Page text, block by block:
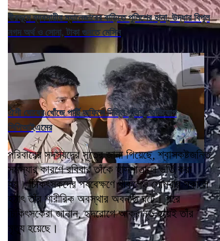
বীরভূমে ব্যবসায়ীর ম্যানেজারের বাড়িতে পুলিশের হানা, উদ্ধার বিপুল
নগদ অর্থ ও সোনা, টাকা গুনতে মেসিন
ঐশী ঘোষের খোঁজে পার্টি অফিসে দিল্লি পুলিশ, অভিযোগ
সিপিআইএমের
পরিবারের সদস্যদের সূত্রে জানা গিয়েছে, শ্বাসকষ্টজনিত
সমস্যার কারণে রবিবার তাঁকে হাসপাতালে ভর্তি করা
হয়। চিকিৎসকদের পর্যবেক্ষণে থাকলেও সোমবার সকালে
হঠাৎ তাঁর শারীরিক অবস্থার অবনতি ঘটে। পরে
চিকিৎসকেরা জানান, হৃদরোগে আক্রান্ত হয়েই তাঁর
মৃত্যু হয়েছে।